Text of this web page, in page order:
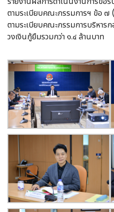
ตามระเบียบคณะกรรมการฯ ข้อ
ตามระเบียบคณะกรรมการบริหา
วงเงินกู้ยืมรวมกว่า ๑.๔ ล้านบาท